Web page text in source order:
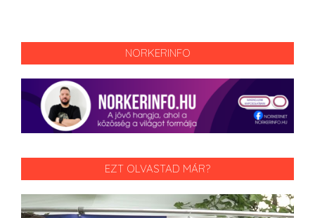
NORKERINFO
EZT OLVASTAD MÁR?